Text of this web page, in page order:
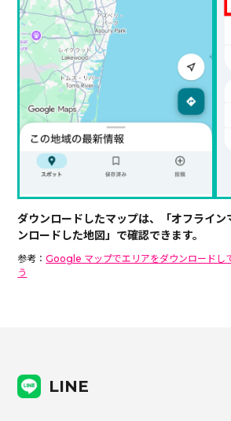
ダウンロードしたマップは、「オフライン
ンロードした地図」で確認できます。
参考：Google マップでエリアをダウンロードし
う
LINE